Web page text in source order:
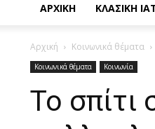
ΑΡΧΙΚΉ ΚΛΑΣΙΚΉ
Αρχική Κοινωνικά θέματα
Κοινωνικά θέματα Κοινωνία
Το σπίτι